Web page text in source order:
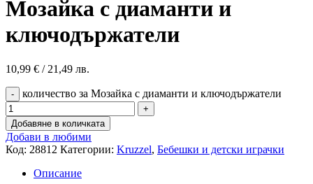
Мозайка с диаманти и
ключодържатели
10,99 € / 21,49 лв.
количество за Мозайка с диаманти и ключодържатели
Добавяне в количката
Добави в любими
Код: 28812 Категории: Kruzzel, Бебешки и детски играчки
Описание